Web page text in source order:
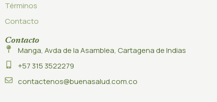
Términos
Contacto
Contacto
Manga, Avda de la Asamblea, Cartagena de Indias
+57 315 3522279
contactenos@buenasalud.com.co